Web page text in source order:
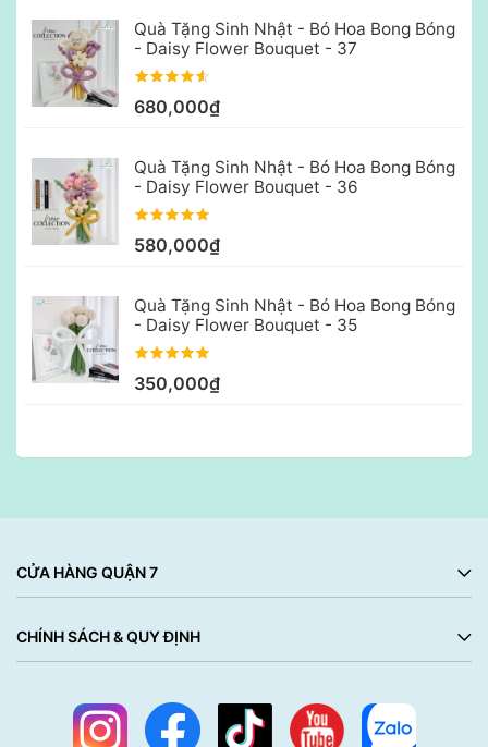
Quà Tặng Sinh Nhật - Bó Hoa Bong Bóng
- Daisy Flower Bouquet - 37
680,000₫
Quà Tặng Sinh Nhật - Bó Hoa Bong Bóng
- Daisy Flower Bouquet - 36
580,000₫
Quà Tặng Sinh Nhật - Bó Hoa Bong Bóng
- Daisy Flower Bouquet - 35
350,000₫
CỬA HÀNG QUẬN 7
CHÍNH SÁCH & QUY ĐỊNH